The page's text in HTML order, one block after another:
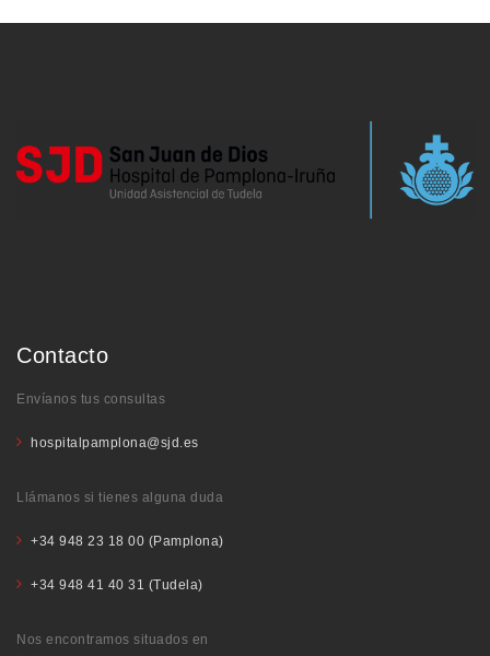
Contacto
Envíanos tus consultas
hospitalpamplona@sjd.es
Llámanos si tienes alguna duda
+34 948 23 18 00 (Pamplona)
+34 948 41 40 31 (Tudela)
Nos encontramos situados en